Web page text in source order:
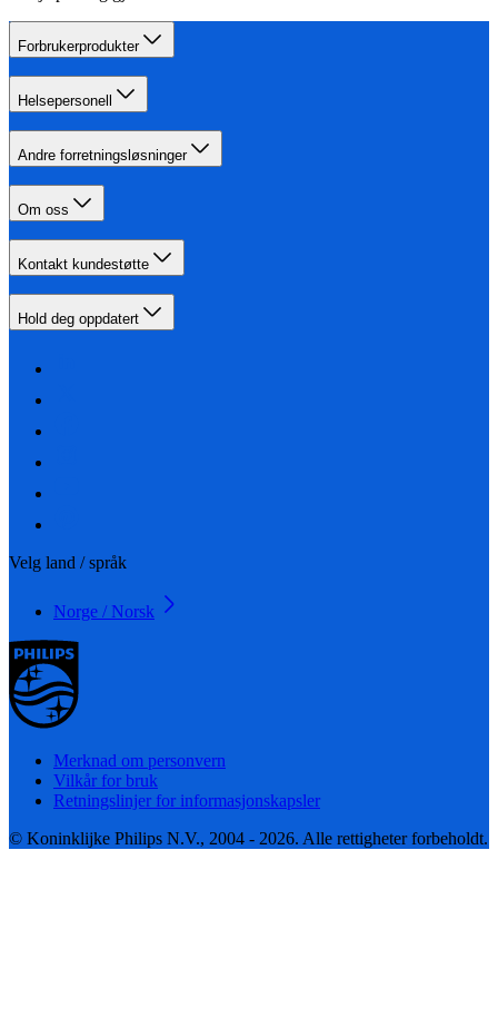
Forbrukerprodukter
Helsepersonell
Andre forretningsløsninger
Om oss
Kontakt kundestøtte
Hold deg oppdatert
Velg land / språk
Norge / Norsk
Merknad om personvern
Vilkår for bruk
Retningslinjer for informasjonskapsler
© Koninklijke Philips N.V., 2004 - 2026. Alle rettigheter forbeholdt.